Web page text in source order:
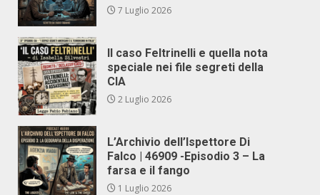
7 Luglio 2026
Il caso Feltrinelli e quella nota
speciale nei file segreti della
CIA
2 Luglio 2026
L’Archivio dell’Ispettore Di
Falco | 46909 -Episodio 3 – La
farsa e il fango
1 Luglio 2026